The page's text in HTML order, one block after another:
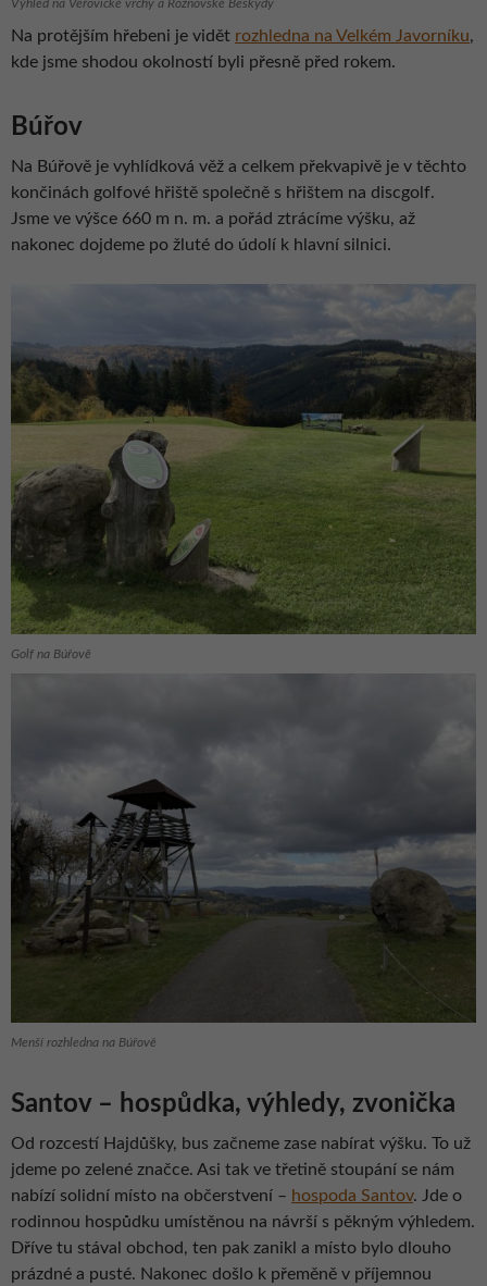
Výhled na Veřovické vrchy a Rožnovské Beskydy
Na protějším hřebeni je vidět rozhledna na Velkém Javorníku,
kde jsme shodou okolností byli přesně před rokem.
Búřov
Na Búřově je vyhlídková věž a celkem překvapivě je v těchto
končinách golfové hřiště společně s hřištem na discgolf.
Jsme ve výšce 660 m n. m. a pořád ztrácíme výšku, až
nakonec dojdeme po žluté do údolí k hlavní silnici.
Golf na Búřově
Menší rozhledna na Búřově
Santov – hospůdka, výhledy, zvonička
Od rozcestí Hajdůšky, bus začneme zase nabírat výšku. To už
jdeme po zelené značce. Asi tak ve třetině stoupání se nám
nabízí solidní místo na občerstvení – hospoda Santov. Jde o
rodinnou hospůdku umístěnou na návrší s pěkným výhledem.
Dříve tu stával obchod, ten pak zanikl a místo bylo dlouho
prázdné a pusté. Nakonec došlo k přeměně v příjemnou